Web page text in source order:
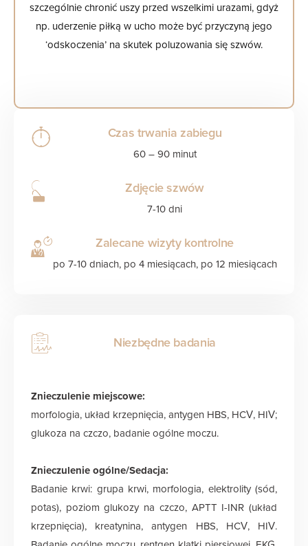
Czas trwania zabiegu
60 – 90 minut
Zdjęcie szwów
7-10 dni
Zalecane wizyty kontrolne
po 7-10 dniach, po 4 miesiącach, po 12 miesiącach
Niezbędne badania
Znieczulenie miejscowe:
morfologia, układ krzepnięcia, antygen HBS, HCV, HIV;
glukoza na czczo, badanie ogólne moczu.
Znieczulenie ogólne/Sedacja:
Badanie krwi: grupa krwi, morfologia, elektrolity (sód,
potas), poziom glukozy na czczo, APTT I-INR (układ
krzepnięcia), kreatynina, antygen HBS, HCV, HIV.
szczególnie chronić uszy przed wszelkimi urazami, gdyż
np. uderzenie piłką w ucho może być przyczyną jego
‘odskoczenia’ na skutek poluzowania się szwów.